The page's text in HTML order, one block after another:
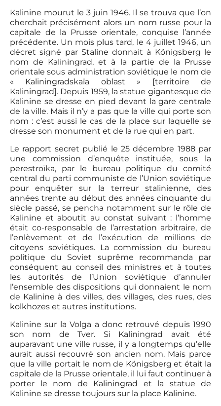
Kalinine mourut le 3 juin 1946. Il se trouva que l’on
cherchait précisément alors un nom russe pour la
capitale de la Prusse orientale, conquise l’année
précédente. Un mois plus tard, le 4 juillet 1946, un
décret signé par Staline donnait à Königsberg le
nom de Kaliningrad, et à la partie de la Prusse
orientale sous administration soviétique le nom de
« Kaliningradskaïa oblast » [territoire de
Kaliningrad]. Depuis 1959, la statue gigantesque de
Kalinine se dresse en pied devant la gare centrale
de la ville. Mais il n’y a pas que la ville qui porte son
nom : c’est aussi le cas de la place sur laquelle se
dresse son monument et de la rue qui en part.
Le rapport secret publié le 25 décembre 1988 par
une commission d’enquête instituée, sous la
perestroïka, par le bureau politique du comité
central du parti communiste de l’Union soviétique
pour enquêter sur la terreur stalinienne, des
années trente au début des années cinquante du
siècle passé, se pencha notamment sur le rôle de
Kalinine et aboutit au constat suivant : l’homme
était co-responsable de l’arrestation arbitraire, de
l’enlèvement et de l’exécution de millions de
citoyens soviétiques. La commission du bureau
politique du Soviet suprême recommanda par
conséquent au conseil des ministres et à toutes
les autorités de l’Union soviétique d’annuler
l’ensemble des dispositions qui donnaient le nom
de Kalinine à des villes, des villages, des rues, des
kolkhozes et autres institutions.
Kalinine sur la Volga a donc retrouvé depuis 1990
son nom de Tver. Si Kaliningrad avait été
auparavant une ville russe, il y a longtemps qu’elle
aurait aussi recouvré son ancien nom. Mais parce
que la ville portait le nom de Königsberg et était la
capitale de la Prusse orientale, il lui faut continuer à
porter le nom de Kaliningrad et la statue de
Kalinine se dresse toujours sur la place Kalinine.